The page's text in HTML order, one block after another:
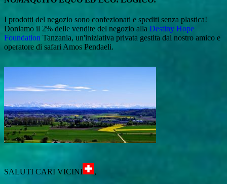
I prodotti del negozio sono confezionati e spediti senza plastica!
Doniamo il 2% delle vendite del negozio alla Destiny Hope
Foundation Tanzania, un'iniziativa privata gestita dal nostro amico e
operatore di safari Amos Pendaeli.
SALUTI CARI VICINI
,